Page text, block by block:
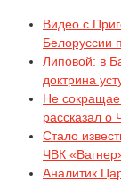
Видео с
Белоруссии
Липовой: в
доктрина
Не
рассказал о
Стало
ЧВК
Аналитик